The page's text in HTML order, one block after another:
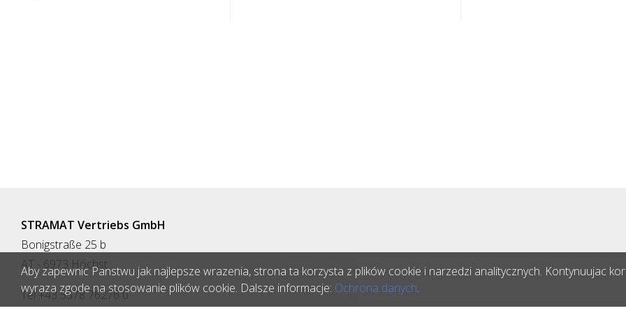
STRAMAT Vertriebs GmbH
Bonigstraße 25 b
AT - 6973 Höchst
Tel +43 5578 76276 0
Aby zapewnic Panstwu jak najlepsze wrazenia, strona ta korzysta z plików cookie i narzedzi analitycznych. Kontynuujac
wyraza zgode na stosowanie plików cookie. Dalsze informacje: Ochrona danych.